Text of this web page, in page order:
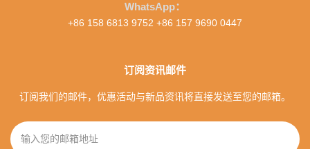
WhatsApp：
+86 158 6813 9752 +86 157 9690 0447
订阅资讯邮件
订阅我们的邮件，优惠活动与新品资讯将直接发送至您的邮箱。